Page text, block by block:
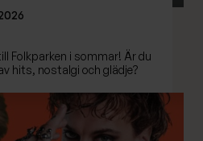
Folkparken i sommar! Är du
hits, nostalgi och glädje?